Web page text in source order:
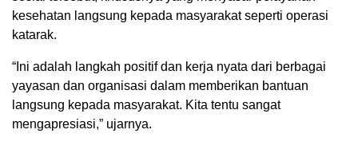
kesehatan langsung kepada masyarakat seperti operasi
katarak.
“Ini adalah langkah positif dan kerja nyata dari berbagai
yayasan dan organisasi dalam memberikan bantuan
langsung kepada masyarakat. Kita tentu sangat
mengapresiasi,” ujarnya.